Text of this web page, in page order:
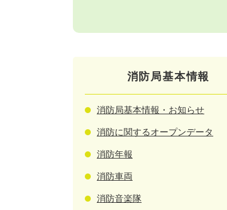
消防局基本情報
消防局基本情報・お知らせ
消防に関するオープンデータ
消防年報
消防車両
消防音楽隊